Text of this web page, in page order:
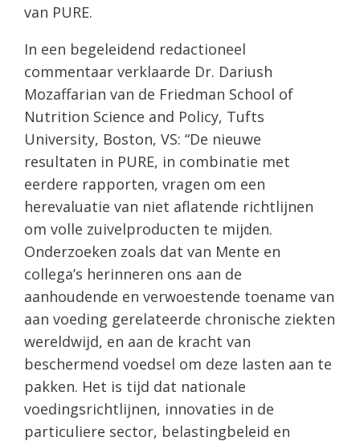
van PURE.
In een begeleidend redactioneel
commentaar verklaarde Dr. Dariush
Mozaffarian van de Friedman School of
Nutrition Science and Policy, Tufts
University, Boston, VS: “De nieuwe
resultaten in PURE, in combinatie met
eerdere rapporten, vragen om een
herevaluatie van niet aflatende richtlijnen
om volle zuivelproducten te mijden.
Onderzoeken zoals dat van Mente en
collega’s herinneren ons aan de
aanhoudende en verwoestende toename van
aan voeding gerelateerde chronische ziekten
wereldwijd, en aan de kracht van
beschermend voedsel om deze lasten aan te
pakken. Het is tijd dat nationale
voedingsrichtlijnen, innovaties in de
particuliere sector, belastingbeleid en